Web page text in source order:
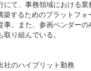
にて、事務領域における業
築するためのプラットフォ
事。また、参画ベンダーの
取り組んでいる。
社のハイブリット勤務